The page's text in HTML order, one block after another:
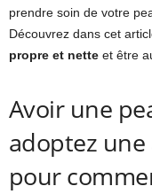
prendre soin de votre
Découvrez dans cet
propre et nette et être
Avoir une
adoptez
pour